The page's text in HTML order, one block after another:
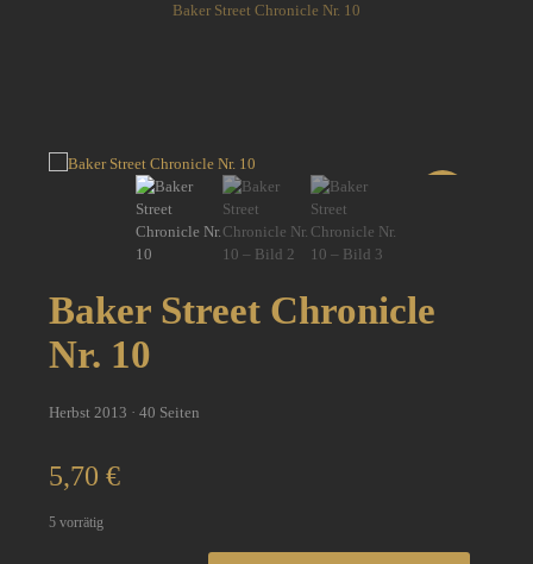
Baker Street Chronicle Nr. 10
Baker Street Chronicle
Nr. 10
Herbst 2013 · 40 Seiten
5,70 €
5 vorrätig